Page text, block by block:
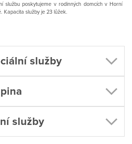
službu poskytujeme v rodinných domcích v Horní
Kapacita služby je 23 lůžek.
služby
služby